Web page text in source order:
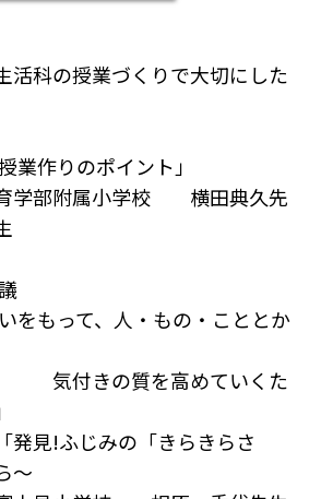
科の授業づくりで大切にした
作りのポイント」
部附属小学校 横田典久先
もって、人・もの・こととか
質を高めていくた
じみの「きらきらさ
～